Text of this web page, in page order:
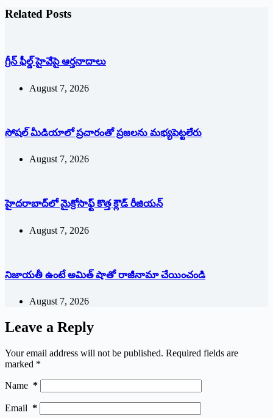
Related Posts
గ్రీన్ ఫీల్డ్ హైవేపై ఆర్తనాదాలు
August 7, 2026
సోషల్‌ ‌మీడియాలో ప్రచారంతో ప్రజలను మభ్యపెట్టలేరు
August 7, 2026
హైదరాబాద్‌లో మైక్రోసాఫ్ట్ ‌కొత్త క్లౌడ్‌ ‌రీజియన్‌
August 7, 2026
నిజాయతీ ఉంటే అమిత్‌ ‌షాతో రాజీనామా చేయించండి
August 7, 2026
Leave a Reply
Your email address will not be published. Required fields are
marked *
Name *
Email *